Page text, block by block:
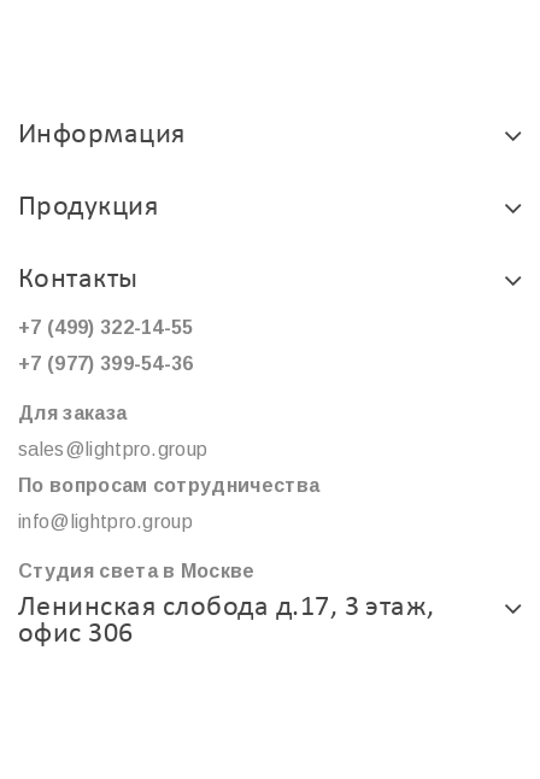
Информация
Продукция
Контакты
+7 (499) 322-14-55
+7 (977) 399-54-36
Для заказа
sales@lightpro.group
По вопросам сотрудничества
info@lightpro.group
Студия света в Москве
Ленинская слобода д.17, 3 этаж,
офис 306